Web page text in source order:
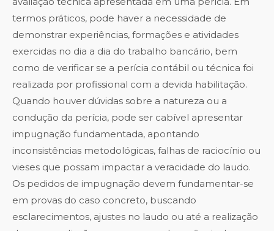
termos práticos, pode haver a necessidade de
demonstrar experiências, formações e atividades
exercidas no dia a dia do trabalho bancário, bem
como de verificar se a perícia contábil ou técnica foi
realizada por profissional com a devida habilitação.
Quando houver dúvidas sobre a natureza ou a
condução da perícia, pode ser cabível apresentar
impugnação fundamentada, apontando
inconsistências metodológicas, falhas de raciocínio ou
vieses que possam impactar a veracidade do laudo.
Os pedidos de impugnação devem fundamentar-se
em provas do caso concreto, buscando
esclarecimentos, ajustes no laudo ou até a realização